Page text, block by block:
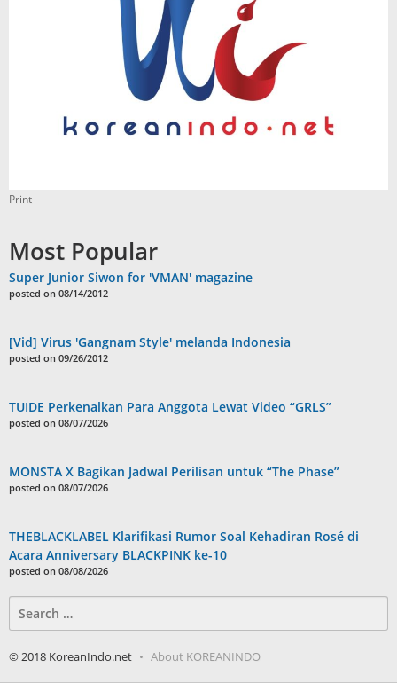
Print
Most Popular
Super Junior Siwon for 'VMAN' magazine
posted on 08/14/2012
[Vid] Virus 'Gangnam Style' melanda Indonesia
posted on 09/26/2012
TUIDE Perkenalkan Para Anggota Lewat Video “GRLS”
posted on 08/07/2026
MONSTA X Bagikan Jadwal Perilisan untuk “The Phase”
posted on 08/07/2026
THEBLACKLABEL Klarifikasi Rumor Soal Kehadiran Rosé di
Acara Anniversary BLACKPINK ke-10
posted on 08/08/2026
for:
© 2018 KoreanIndo.net About KOREANINDO